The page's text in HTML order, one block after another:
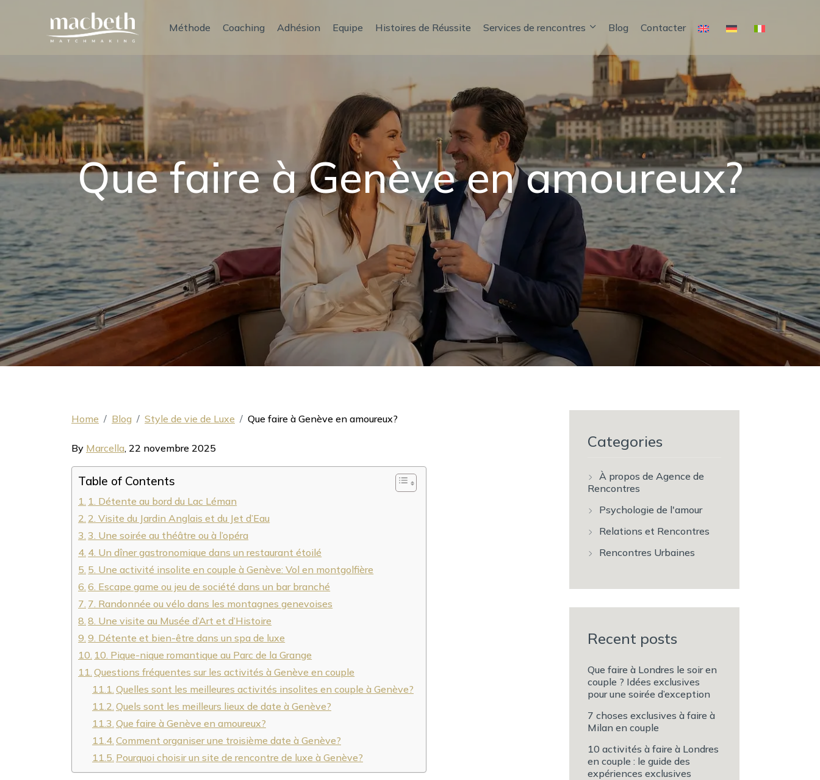
Méthode Coaching Adhésion Equipe Histoires de Réussite Services de rencontres Blog Contacter
Que faire à Genève en amoureux?
Home Blog Style de vie de Luxe Que faire à Genève en amoureux?
By Marcella, 22 novembre 2025
Table of Contents
1. Détente au bord du Lac Léman
2. Visite du Jardin Anglais et du Jet d’Eau
3. Une soirée au théâtre ou à l’opéra
4. Un dîner gastronomique dans un restaurant étoilé
5. Une activité insolite en couple à Genève: Vol en montgolfière
6. Escape game ou jeu de société dans un bar branché
7. Randonnée ou vélo dans les montagnes genevoises
8. Une visite au Musée d’Art et d’Histoire
9. Détente et bien-être dans un spa de luxe
10. Pique-nique romantique au Parc de la Grange
Questions fréquentes sur les activités à Genève en couple
Quelles sont les meilleures activités insolites en couple à Genève?
Quels sont les meilleurs lieux de date à Genève?
Que faire à Genève en amoureux?
Comment organiser une troisième date à Genève?
Pourquoi choisir un site de rencontre de luxe à Genève?
Categories
À propos de Agence de
Rencontres
Psychologie de l'amour
Relations et Rencontres
Rencontres Urbaines
Recent posts
Que faire à Londres le soir en
couple ? Idées exclusives
pour une soirée d’exception
7 choses exclusives à faire à
Milan en couple
10 activités à faire à Londres
en couple : le guide des
expériences exclusives